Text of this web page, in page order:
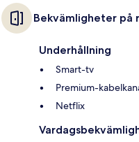
Bekvämligheter på
Underhållning
Smart-tv
Premium-
Netflix